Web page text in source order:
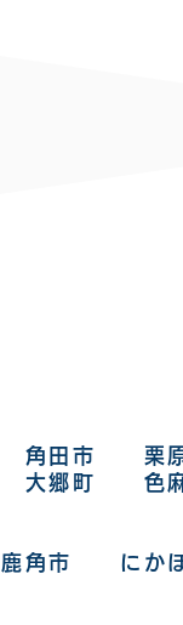
田市 栗
郷町 色
角市 に